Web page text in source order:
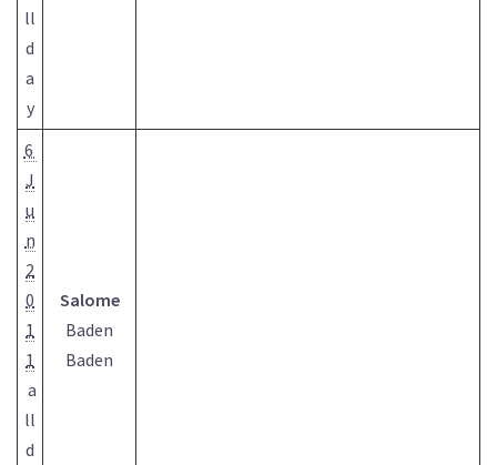
ll
d
a
y
6
J
u
n
2
0
1
1
a
ll
d
Salome
Baden
Baden